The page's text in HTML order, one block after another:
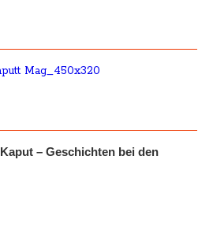
Kaput – Geschichten bei den